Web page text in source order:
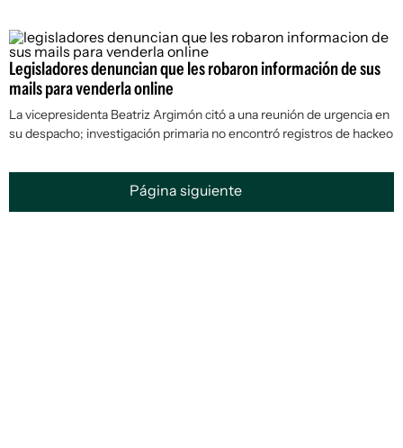
Legisladores denuncian que les robaron información de sus
mails para venderla online
La vicepresidenta Beatriz Argimón citó a una reunión de urgencia en
su despacho; investigación primaria no encontró registros de hackeo
Página siguiente